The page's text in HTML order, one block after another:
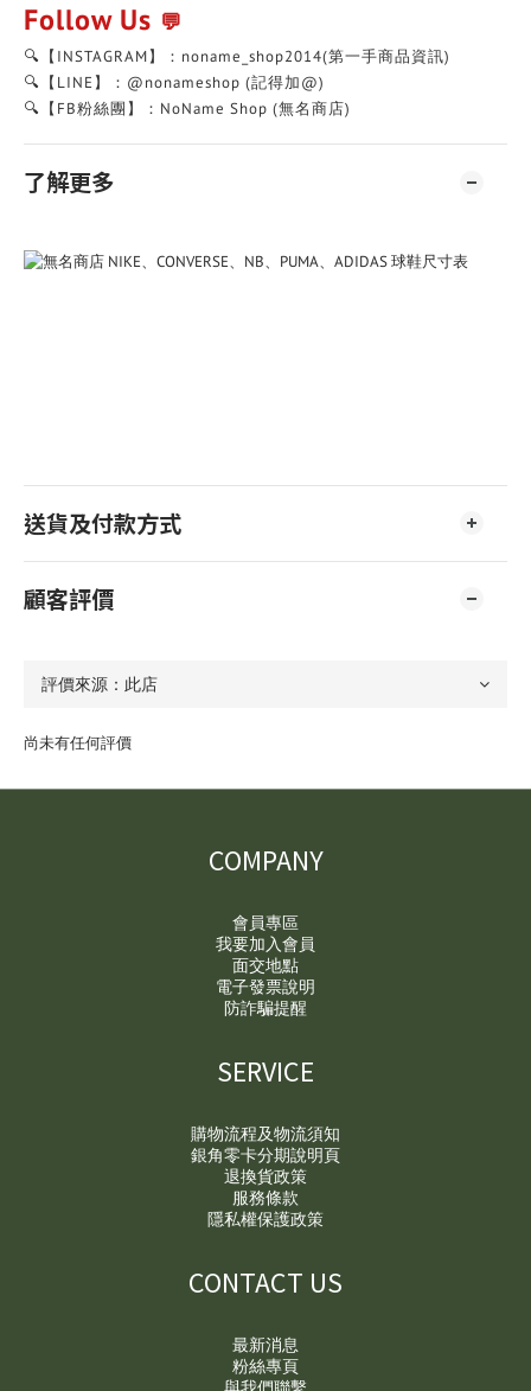
Follow Us 💬
🔍【INSTAGRAM】：noname_shop2014(第一手商品資訊)
🔍【LINE】：@nonameshop (記得加@)
🔍【FB粉絲團】：NoName Shop (無名商店)
了解更多
送貨及付款方式
顧客評價
尚未有任何評價
COMPANY
會員專區
我要加入會員
面交地點
電子發票說明
防詐騙提醒
SERVICE
購物流程及物流須知
銀角零卡分期說明頁
退換貨政策
服務條款
隱私權保護政策
CONTACT US
最新消息
粉絲專頁